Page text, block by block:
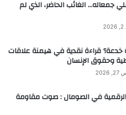
جمعاله… الغائب الحاضر، الذي لم
خدعة؟ قراءة نقدية في هيمنة علاقات
وحقوق الإنسان
الرقمية في الصومال : صوت مقاومة